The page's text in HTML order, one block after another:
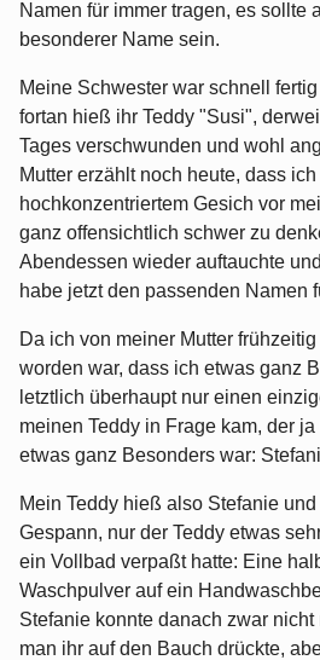
Namen für immer tragen, es sollte
besonderer Name sein.
Meine Schwester war schnell
fortan hieß ihr Teddy "Susi",
Tages verschwunden und wohl
Mutter erzählt noch heute, dass
hochkonzentriertem Gesich vor
ganz offensichtlich schwer zu
Abendessen wieder auftauchte
habe jetzt den passenden Namen
Da ich von meiner Mutter
worden war, dass ich etwas ganz
letztlich überhaupt nur einen
meinen Teddy in Frage kam, der
etwas ganz Besonders war:
Mein Teddy hieß also Stefanie
Gespann, nur der Teddy etwas
ein Vollbad verpaßt hatte: Eine
Waschpulver auf ein
Stefanie konnte danach zwar
man ihr auf den Bauch drückte,